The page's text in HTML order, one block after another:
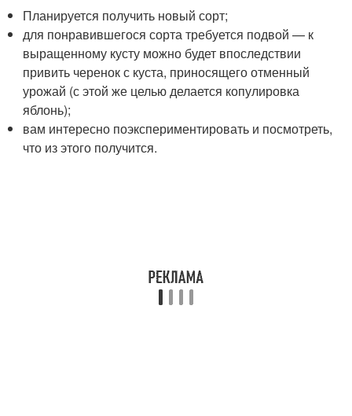
Планируется получить новый сорт;
для понравившегося сорта требуется подвой — к
выращенному кусту можно будет впоследствии
привить черенок с куста, приносящего отменный
урожай (с этой же целью делается копулировка
яблонь);
вам интересно поэкспериментировать и посмотреть,
что из этого получится.